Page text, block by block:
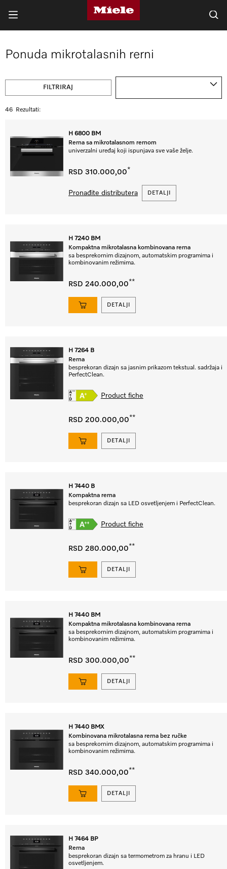
Ponuda mikrotalasnih rerni
FILTRIRAJ
46 Rezultati:
H 6800 BM
Rerna sa mikrotalasnom rernom
univerzalni uređaj koji ispunjava sve vaše želje.
RSD 310.000,00*
DETALJI
Pronađite distributera
H 7240 BM
Kompaktna mikrotalasna kombinovana rerna
sa besprekornim dizajnom, automatskim programima i
kombinovanim režimima.
RSD 240.000,00**
DETALJI
H 7264 B
Rerna
besprekoran dizajn sa jasnim prikazom tekstual. sadržaja i
PerfectClean.
Product fiche
RSD 200.000,00**
DETALJI
H 7440 B
Kompaktna rerna
besprekoran dizajn sa LED osvetljenjem i PerfectClean.
Product fiche
RSD 280.000,00**
DETALJI
H 7440 BM
Kompaktna mikrotalasna kombinovana rerna
sa besprekornim dizajnom, automatskim programima i
kombinovanim režimima.
RSD 300.000,00**
DETALJI
H 7440 BMX
Kombinovana mikrotalasna rerna bez ručke
sa besprekornim dizajnom, automatskim programima i
kombinovanim režimima.
RSD 340.000,00**
DETALJI
H 7464 BP
Rerna
besprekoran dizajn sa termometrom za hranu i LED
osvetljenjem.